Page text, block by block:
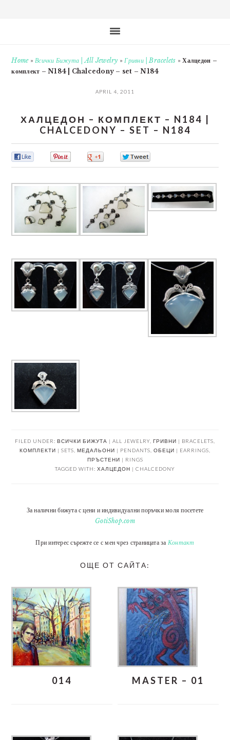
Home»Всички Бижута | All Jewelry »Гривни | Bracelets »Халцедон –
комплект – N184 | Chalcedony – set – N184
APRIL 4, 2011
ХАЛЦЕДОН – КОМПЛЕКТ – N184 |
CHALCEDONY – SET – N184
FILED UNDER: ВСИЧКИ БИЖУТА | ALL JEWELRY ГРИВНИ | BRACELETS
КОМПЛЕКТИ | SETS МЕДАЛЬОНИ | PENDANTS ОБЕЦИ | EARRINGS
ПРЪСТЕНИ | RINGS
TAGGED WITH: ХАЛЦЕДОН | CHALCEDONY
За налични бижута с цени и индивидуални поръчки моля посетете
GotiShop.com
При интерес сърежте се с мен чрез страницата за Контакт
ОЩЕ ОТ САЙТА:
014 MASTER – 01